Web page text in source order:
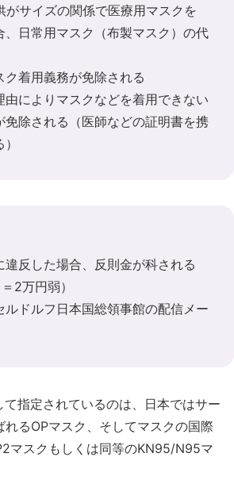
がサイズの関係で医療用マスクを
、日常用マスク（布製マスク）の代
ク着用義務が免除される
由によりマスクなどを着用できない
免除される（医師などの証明書を携
違反した場合、反則金が科される
2万円弱）
ルドルフ日本国総領事館の配信メー
指定されているのは、日本ではサー
れるOPマスク、そしてマスクの国際
マスクもしくは同等のKN95/N95マ